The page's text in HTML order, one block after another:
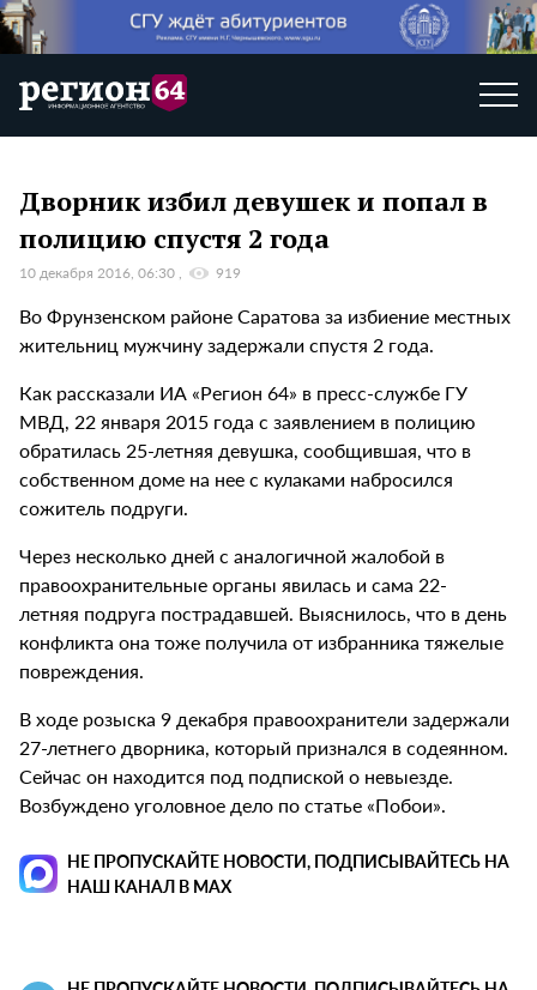
Дворник избил девушек и попал в
полицию спустя 2 года
10 декабря 2016, 06:30 919
Во Фрунзенском районе Саратова за избиение местных
жительниц мужчину задержали спустя 2 года.
Как рассказали ИА «Регион 64» в пресс-службе ГУ
МВД, 22 января 2015 года с заявлением в полицию
обратилась 25-летняя девушка, сообщившая, что в
собственном доме на нее с кулаками набросился
сожитель подруги.
Через несколько дней с аналогичной жалобой в
правоохранительные органы явилась и сама 22-
летняя подруга пострадавшей. Выяснилось, что в день
конфликта она тоже получила от избранника тяжелые
повреждения.
В ходе розыска 9 декабря правоохранители задержали
27-летнего дворника, который признался в содеянном.
Сейчас он находится под подпиской о невыезде.
Возбуждено уголовное дело по статье «Побои».
НЕ ПРОПУСКАЙТЕ НОВОСТИ, ПОДПИСЫВАЙТЕСЬ НА
НАШ КАНАЛ В MAX